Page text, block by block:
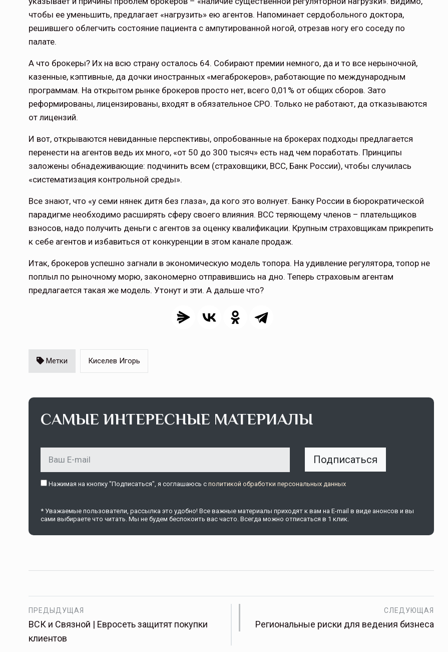
чтобы ее уменьшить, предлагает «нагрузить» ею агентов. Напоминает сердобольного доктора,
решившего облегчить состояние пациента с ампутированной ногой, отрезав ногу его соседу по
палате.
А что брокеры? Их на всю страну осталось 64. Собирают премии немного, да и то все нерыночной,
казенные, кэптивные, да дочки иностранных «мегаброкеров», работающие по международным
программам. На открытом рынке брокеров просто нет, всего 0,01% от общих сборов. Зато
реформированы, лицензированы, входят в обязательное СРО. Только не работают, да отказываются
от лицензий.
И вот, открываются невиданные перспективы, опробованные на брокерах подходы предлагается
перенести на агентов ведь их много, «от 50 до 300 тысяч» есть над чем поработать. Принципы
заложены обнадеживающие: подчинить всем (страховщики, ВСС, Банк России), чтобы случилась
«систематизация контрольной среды».
Все знают, что «у семи нянек дитя без глаза», да кого это волнует. Банку России в бюрократической
парадигме необходимо расширять сферу своего влияния. ВСС теряющему членов – плательщиков
взносов, надо получить деньги с агентов за оценку квалификации. Крупным страховщикам прикрепить
к себе агентов и избавиться от конкуренции в этом канале продаж.
Итак, брокеров успешно загнали в экономическую модель топора. На удивление регулятора, топор не
поплыл по рыночному морю, закономерно отправившись на дно. Теперь страховым агентам
предлагается такая же модель. Утонут и эти. А дальше что?
Метки Киселев Игорь
САМЫЕ ИНТЕРЕСНЫЕ МАТЕРИАЛЫ
Подписаться
Нажимая на кнопку "Подписаться", я соглашаюсь c политикой обработки персональных данных
* Уважаемые пользователи, рассылка это удобно! Все важные материалы приходят к вам на E-mail в виде анонсов и вы
сами выбираете что читать. Мы не будем беспокоить вас часто. Всегда можно отписаться в 1 клик.
ПРЕДЫДУЩАЯ
ВСК и Связной | Евросеть защитят покупки
клиентов
СЛЕДУЮЩАЯ
Региональные риски для ведения бизнеса
сельскохозяйственный регион с историческими
обязанности…
рынка в России является одним из наиболее